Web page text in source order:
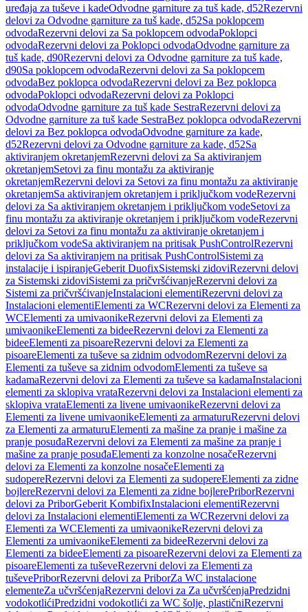
uređaja za tuševe i kadeOdvodne garniture za tuš kade, d52Rezervni
delovi za Odvodne garniture za tuš kade, d52Sa poklopcem
odvodaRezervni delovi za Sa poklopcem odvodaPoklopci
odvodaRezervni delovi za Poklopci odvodaOdvodne garniture za
tuš kade, d90Rezervni delovi za Odvodne garniture za tuš kade,
d90Sa poklopcem odvodaRezervni delovi za Sa poklopcem
odvodaBez poklopca odvodaRezervni delovi za Bez poklopca
odvodaPoklopci odvodaRezervni delovi za Poklopci
odvodaOdvodne garniture za tuš kade SestraRezervni delovi za
Odvodne garniture za tuš kade SestraBez poklopca odvodaRezervni
delovi za Bez poklopca odvodaOdvodne garniture za kade,
d52Rezervni delovi za Odvodne garniture za kade, d52Sa
aktiviranjem okretanjemRezervni delovi za Sa aktiviranjem
okretanjemSetovi za finu montažu za aktiviranje
okretanjemRezervni delovi za Setovi za finu montažu za aktiviranje
okretanjemSa aktiviranjem okretanjem i priključkom vodeRezervni
delovi za Sa aktiviranjem okretanjem i priključkom vodeSetovi za
finu montažu za aktiviranje okretanjem i priključkom vodeRezervni
delovi za Setovi za finu montažu za aktiviranje okretanjem i
priključkom vodeSa aktiviranjem na pritisak PushControlRezervni
delovi za Sa aktiviranjem na pritisak PushControlSistemi za
instalacije i ispiranjeGeberit DuofixSistemski zidoviRezervni delovi
za Sistemski zidoviSistemi za pričvršćivanjeRezervni delovi za
Sistemi za pričvršćivanjeInstalacioni elementiRezervni delovi za
Instalacioni elementiElementi za WCRezervni delovi za Elementi za
WCElementi za umivaonikeRezervni delovi za Elementi za
umivaonikeElementi za bideeRezervni delovi za Elementi za
bideeElementi za pisoareRezervni delovi za Elementi za
pisoareElementi za tuševe sa zidnim odvodomRezervni delovi za
Elementi za tuševe sa zidnim odvodomElementi za tuševe sa
kadamaRezervni delovi za Elementi za tuševe sa kadamaInstalacioni
elementi za sklopiva vrataRezervni delovi za Instalacioni elementi za
sklopiva vrataElementi za livene umivaonikeRezervni delovi za
Elementi za livene umivaonikeElementi za armaturuRezervni delovi
za Elementi za armaturuElementi za mašine za pranje i mašine za
pranje posuđaRezervni delovi za Elementi za mašine za pranje i
mašine za pranje posuđaElementi za konzolne nosačeRezervni
delovi za Elementi za konzolne nosačeElementi za
sudopereRezervni delovi za Elementi za sudopereElementi za zidne
bojlereRezervni delovi za Elementi za zidne bojlerePriborRezervni
delovi za PriborGeberit KombifixInstalacioni elementiRezervni
delovi za Instalacioni elementiElementi za WCRezervni delovi za
Elementi za WCElementi za umivaonikeRezervni delovi za
Elementi za umivaonikeElementi za bideeRezervni delovi za
Elementi za bideeElementi za pisoareRezervni delovi za Elementi za
pisoareElementi za tuševeRezervni delovi za Elementi za
tuševePriborRezervni delovi za PriborZa WC instalacione
elementeZa učvršćenjaRezervni delovi za Za učvršćenjaPredzidni
vodokotlićiPredzidni vodokotlići za WC šolje, plastičniRezervni